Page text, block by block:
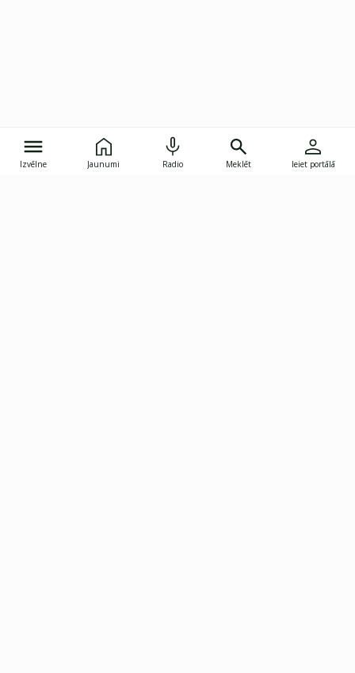
Izvēlne Jaunumi Radio Meklēt Ieiet portālā